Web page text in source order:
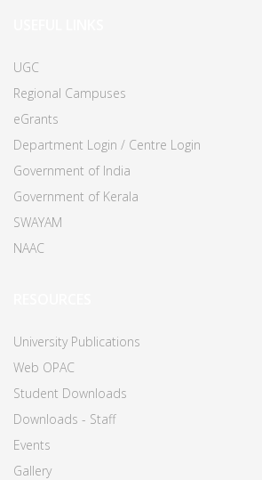
UGC
Regional Campuses
eGrants
Department Login / Centre Login
Government of India
Government of Kerala
SWAYAM
NAAC
University Publications
Web OPAC
Student Downloads
Downloads - Staff
Events
Gallery